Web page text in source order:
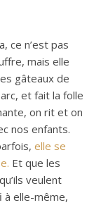
ce n’est pas
mais elle
gâteaux de
et fait la folle
on rit et on
nos enfants.
elle se
Et que les
veulent
à elle-même,